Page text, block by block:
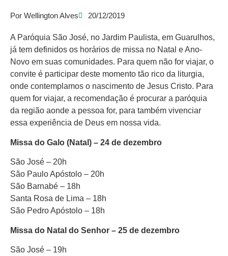
Por Wellington Alves 20/12/2019
A Paróquia São José, no Jardim Paulista, em Guarulhos,
já tem definidos os horários de missa no Natal e Ano-
Novo em suas comunidades. Para quem não for viajar, o
convite é participar deste momento tão rico da liturgia,
onde contemplamos o nascimento de Jesus Cristo. Para
quem for viajar, a recomendação é procurar a paróquia
da região aonde a pessoa for, para também vivenciar
essa experiência de Deus em nossa vida.
Missa do Galo (Natal) – 24 de dezembro
São José – 20h
São Paulo Apóstolo – 20h
São Barnabé – 18h
Santa Rosa de Lima – 18h
São Pedro Apóstolo – 18h
Missa do Natal do Senhor – 25 de dezembro
São José – 19h